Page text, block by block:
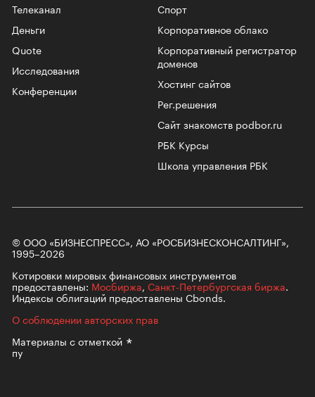
Телеканал
Спорт
Корпоративное облако
Корпоративный регистратор
доменов
Хостинг сайтов
Рег.решения
Сайт знакомств podbor.ru
РБК Курсы
Школа управления РБК
Деньги
Quote
Исследования
Конференции
© ООО «БИЗНЕСПРЕСС», АО «РОСБИЗНЕСКОНСАЛТИНГ»,
1995–2026
Котировки мировых финансовых инструментов
предоставлены: Мосбиржа, Санкт-Петербургская биржа.
Индексы облигаций предоставлены Cbonds.
О соблюдении авторских прав
Материалы сотметкой
пу